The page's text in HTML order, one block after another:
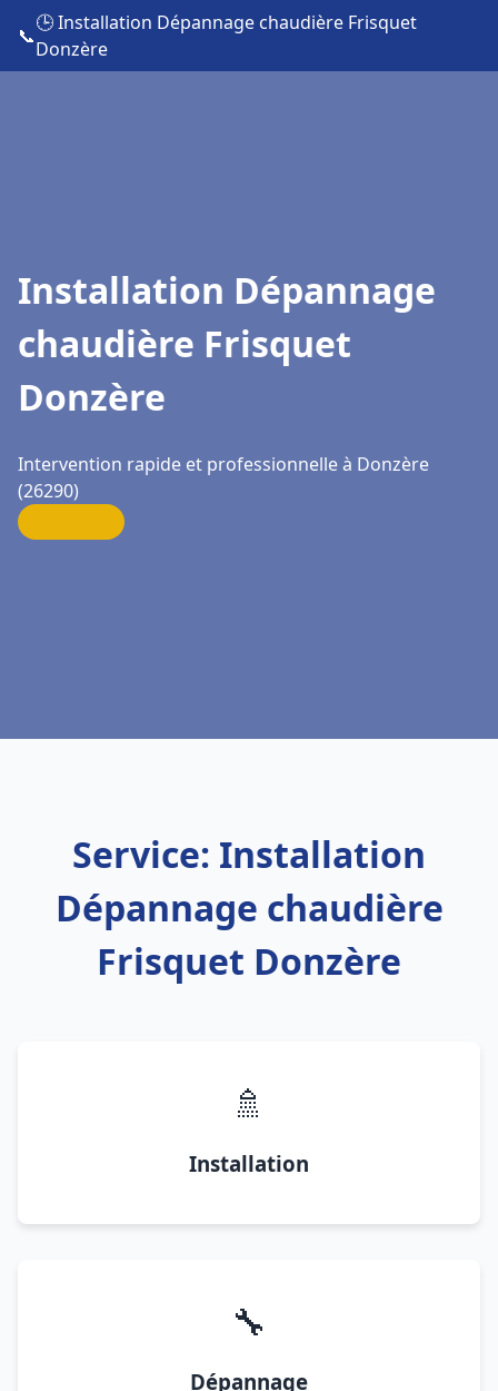
📞
🕒 Installation Dépannage chaudière Frisquet
Donzère
Installation Dépannage
chaudière Frisquet
Donzère
Intervention rapide et professionnelle à Donzère
(26290)
Service: Installation
Dépannage chaudière
Frisquet Donzère
🚿
Installation
🔧
Dépannage